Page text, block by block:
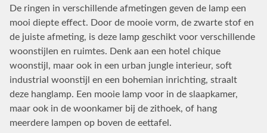
De ringen in verschillende afmetingen geven de lamp een
mooi diepte effect. Door de mooie vorm, de zwarte stof en
de juiste afmeting, is deze lamp geschikt voor verschillende
woonstijlen en ruimtes. Denk aan een hotel chique
woonstijl, maar ook in een urban jungle interieur, soft
industrial woonstijl en een bohemian inrichting, straalt
deze hanglamp. Een mooie lamp voor in de slaapkamer,
maar ook in de woonkamer bij de zithoek, of hang
meerdere lampen op boven de eettafel.